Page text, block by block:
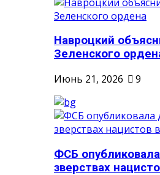
Навроцкий
Зеленского
Июнь 21, 2026
9
ФСБ
зверствах